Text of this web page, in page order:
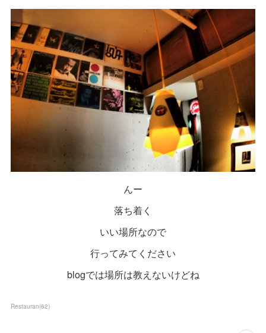
んー
落ち着く
いい場所なので
行ってみてください
blogでは場所は教えないけどね
Restauran(62)